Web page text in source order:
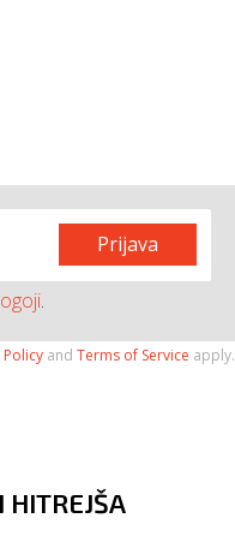
Prijava
.
Policy andTerms of Service apply.
HITREJŠA